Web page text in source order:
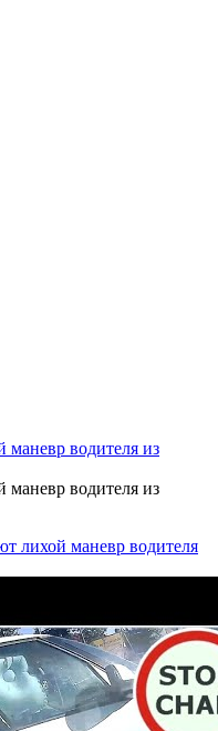
маневр водителя из
маневр водителя из
лихой маневр водителя